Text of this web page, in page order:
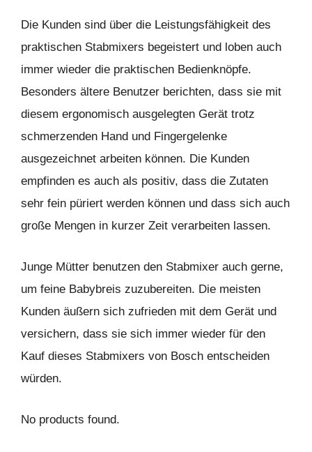
Die Kunden sind über die Leistungsfähigkeit des
praktischen Stabmixers begeistert und loben auch
immer wieder die praktischen Bedienknöpfe.
Besonders ältere Benutzer berichten, dass sie mit
diesem ergonomisch ausgelegten Gerät trotz
schmerzenden Hand und Fingergelenke
ausgezeichnet arbeiten können. Die Kunden
empfinden es auch als positiv, dass die Zutaten
sehr fein püriert werden können und dass sich auch
große Mengen in kurzer Zeit verarbeiten lassen.
Junge Mütter benutzen den Stabmixer auch gerne,
um feine Babybreis zuzubereiten. Die meisten
Kunden äußern sich zufrieden mit dem Gerät und
versichern, dass sie sich immer wieder für den
Kauf dieses Stabmixers von Bosch entscheiden
würden.
No products found.